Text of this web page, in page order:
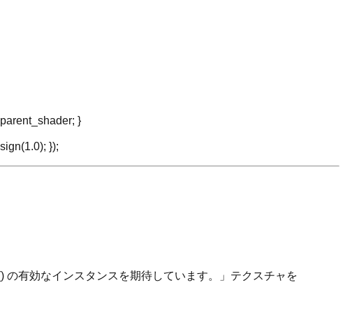
}
});
の有効なインスタンスを期待しています。」テクスチャを